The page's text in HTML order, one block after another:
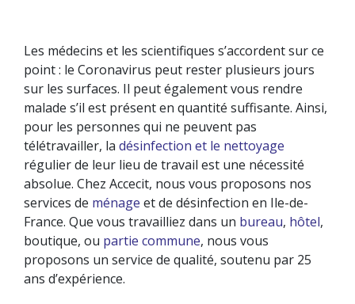
NETTOYAGE DE BUREAU
NETTOYAGE DES SURFACES VITRÉES
TRAVAUX SPÉCIAUX
LA GESTION DES DÉCHETS
Les médecins et les scientifiques s’accordent sur ce
point : le Coronavirus peut rester plusieurs jours
sur les surfaces. Il peut également vous rendre
malade s’il est présent en quantité suffisante. Ainsi,
pour les personnes qui ne peuvent pas
télétravailler, la désinfection et le nettoyage
régulier de leur lieu de travail est une nécessité
absolue. Chez Accecit, nous vous proposons nos
services de ménage et de désinfection en Ile-de-
France. Que vous travailliez dans un bureau, hôtel,
boutique, ou partie commune, nous vous
proposons un service de qualité, soutenu par 25
ans d’expérience.